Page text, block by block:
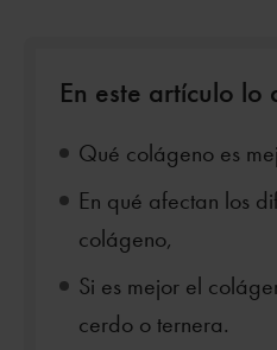
En este artículo lo
Qué colágeno es
En qué afectan los
colágeno,
Si es mejor el
cerdo o ternera.